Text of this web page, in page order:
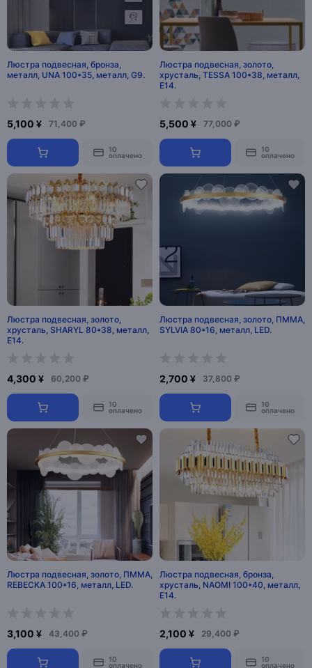
Люстра подвесная, бронза,
металл, UNA 100*35, металл, G9.
5,100 ¥ 71,400 ₽
10
оплачено
Люстра подвесная, золото,
хрусталь, TESSA 100*38, металл,
E14.
5,500 ¥ 77,000 ₽
10
оплачено
Люстра подвесная, золото,
хрусталь, SHARYL 80*38, металл,
E14.
4,300 ¥ 60,200 ₽
10
оплачено
Люстра подвесная, золото, ПММА,
SYLVIA 80*16, металл, LED.
2,700 ¥ 37,800 ₽
10
оплачено
Люстра подвесная, золото, ПММА,
REBECKA 100*16, металл, LED.
3,100 ¥ 43,400 ₽
10
оплачено
Люстра подвесная, бронза,
хрусталь, NAOMI 100*40, металл,
E14.
2,100 ¥ 29,400 ₽
10
оплачено